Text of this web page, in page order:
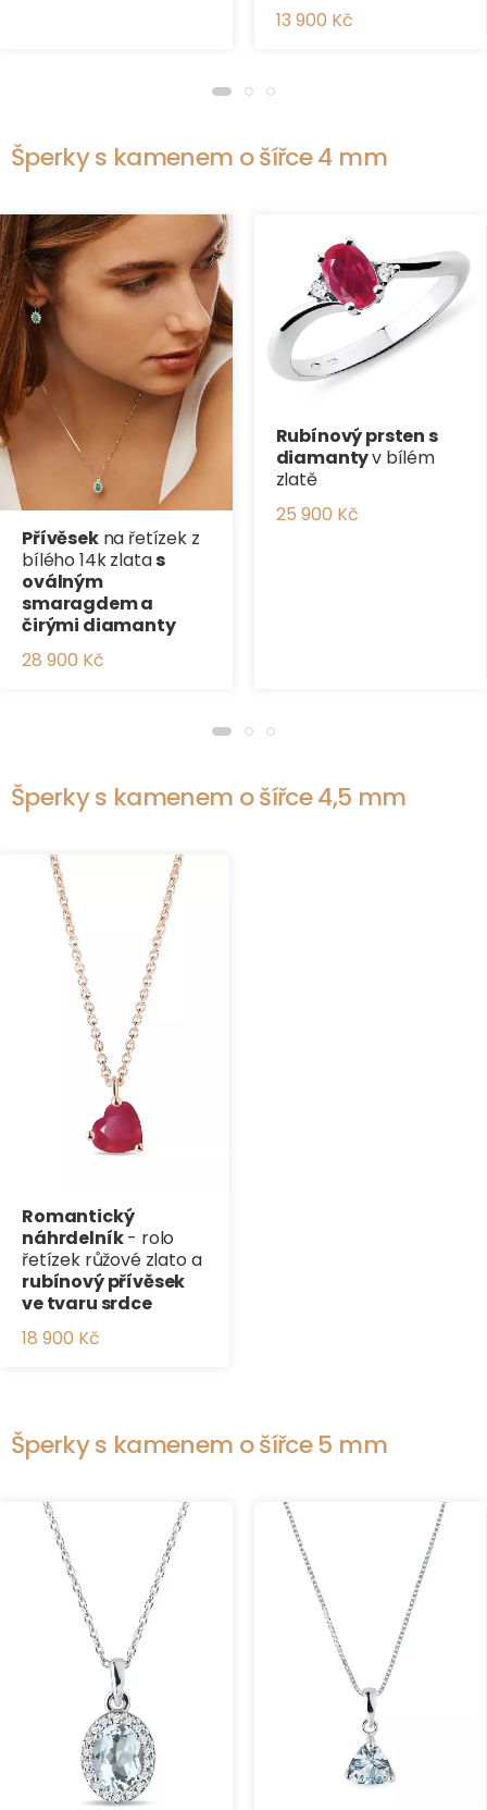
13 900 Kč
Šperky s kamenem o šířce 4 mm
Přívěsekna řetízek z
bílého 14k zlatas
oválným
smaragdem a
čirými diamanty
28 900 Kč
Rubínový prsten s
diamantyv bílém
zlatě
25 900 Kč
Šperky s kamenem o šířce 4,5 mm
Romantický
náhrdelník- rolo
řetízek růžové zlato a
rubínový přívěsek
ve tvaru srdce
18 900 Kč
Šperky s kamenem o šířce 5 mm